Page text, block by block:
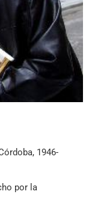
1946-
por la